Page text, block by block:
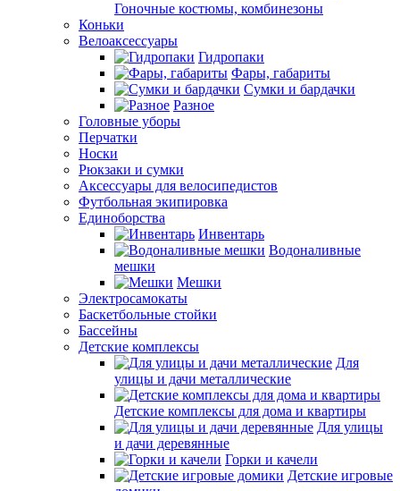
Гоночные костюмы, комбинезоны
Коньки
Велоаксессуары
Гидропаки
Фары, габариты
Сумки и бардачки
Разное
Головные уборы
Перчатки
Носки
Рюкзаки и сумки
Аксессуары для велосипедистов
Футбольная экипировка
Единоборства
Инвентарь
Водоналивные
мешки
Мешки
Электросамокаты
Баскетбольные стойки
Бассейны
Детские комплексы
Для
улицы и дачи металлические
Детские комплексы для дома и квартиры
Для улицы
и дачи деревянные
Горки и качели
Детские игровые